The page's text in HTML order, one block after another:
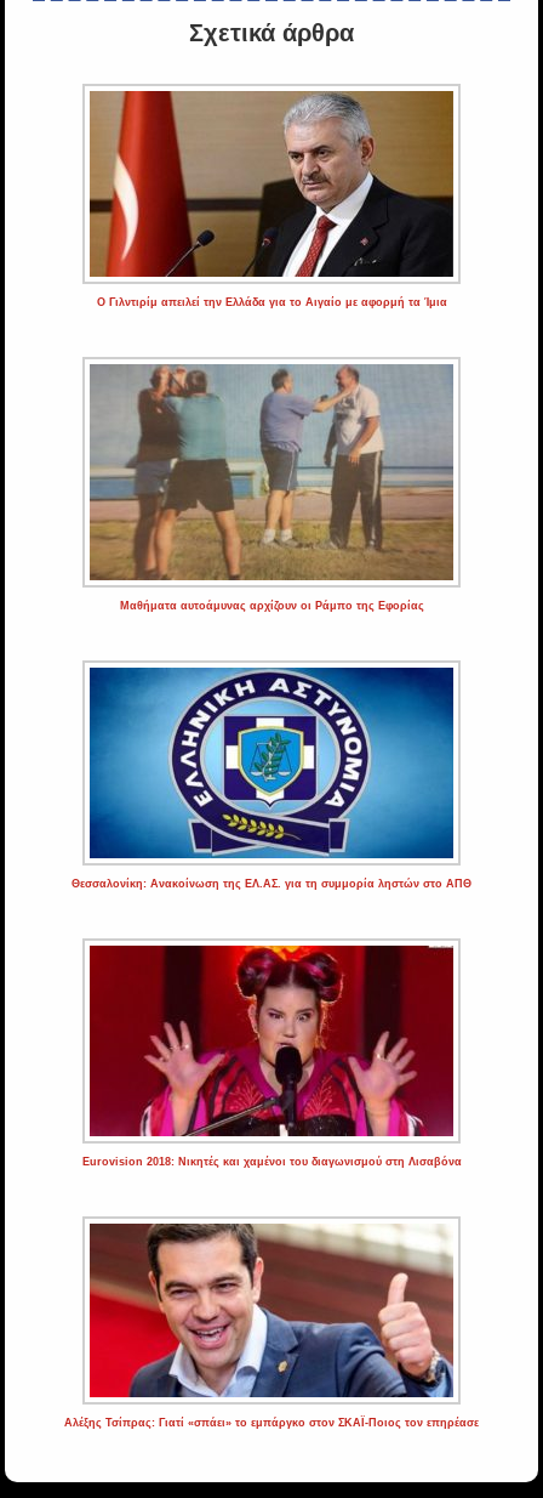
Σχετικά άρθρα
Ο Γιλντιρίμ απειλεί την Ελλάδα για το Αιγαίο με αφορμή τα Ίμια
Μαθήματα αυτοάμυνας αρχίζουν οι Ράμπο της Εφορίας
Θεσσαλονίκη: Ανακοίνωση της ΕΛ.ΑΣ. για τη συμμορία ληστών στο ΑΠΘ
Eurovision 2018: Νικητές και χαμένοι του διαγωνισμού στη Λισαβόνα
Αλέξης Τσίπρας: Γιατί «σπάει» το εμπάργκο στον ΣΚΑΪ-Ποιος τον επηρέασε